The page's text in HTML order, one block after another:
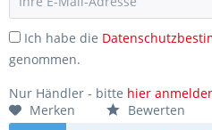
Ich habe die
genommen.
Nur Händler - bitte hier
Merken
Bewerten